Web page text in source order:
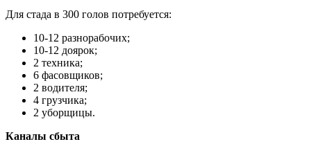
Для стада в 300 голов потребуется:
10-12 разнорабочих;
10-12 доярок;
2 техника;
6 фасовщиков;
2 водителя;
4 грузчика;
2 уборщицы.
Каналы сбыта